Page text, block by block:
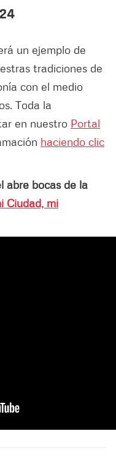
un ejemplo de
tradiciones de
con el medio
Toda la
en nuestro Portal
haciendo clic
abre bocas de la
Ciudad, mi